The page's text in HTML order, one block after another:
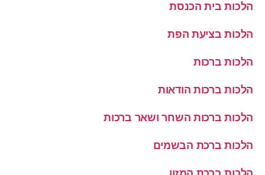
הלכות בית הכנסת
הלכות בציעת הפת
הלכות ברכות
הלכות ברכות הודאות
הלכות ברכות השחר ושאר ברכות
הלכות ברכת הבשמים